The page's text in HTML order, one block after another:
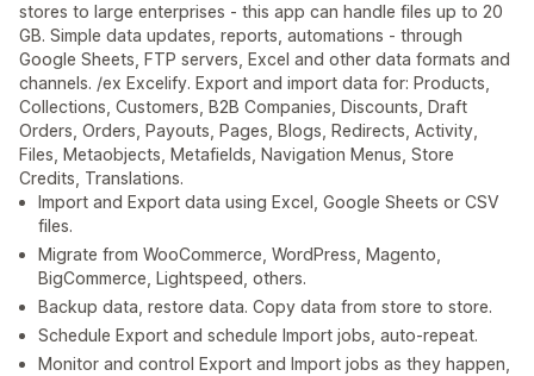
stores to large enterprises - this app can handle files up to 20
GB. Simple data updates, reports, automations - through
Google Sheets, FTP servers, Excel and other data formats and
channels. /ex Excelify. Export and import data for: Products,
Collections, Customers, B2B Companies, Discounts, Draft
Orders, Orders, Payouts, Pages, Blogs, Redirects, Activity,
Files, Metaobjects, Metafields, Navigation Menus, Store
Credits, Translations.
Import and Export data using Excel, Google Sheets or CSV
files.
Migrate from WooCommerce, WordPress, Magento,
BigCommerce, Lightspeed, others.
Backup data, restore data. Copy data from store to store.
Schedule Export and schedule Import jobs, auto-repeat.
Monitor and control Export and Import jobs as they happen,